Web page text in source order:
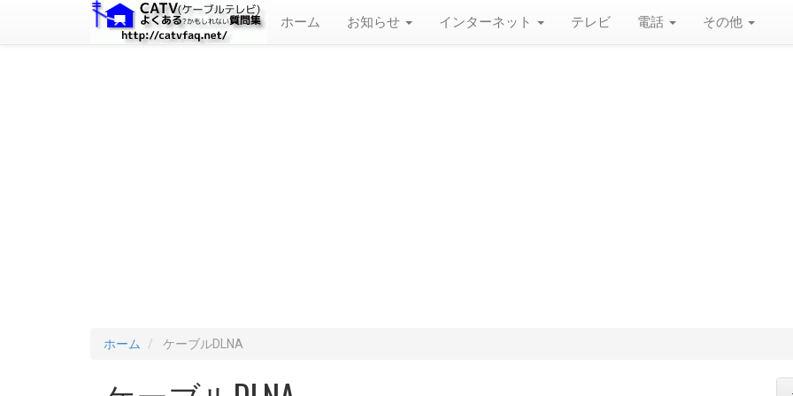
ホーム お知らせ インターネット テレビ 電話 その他
ホーム ケーブルDLNA